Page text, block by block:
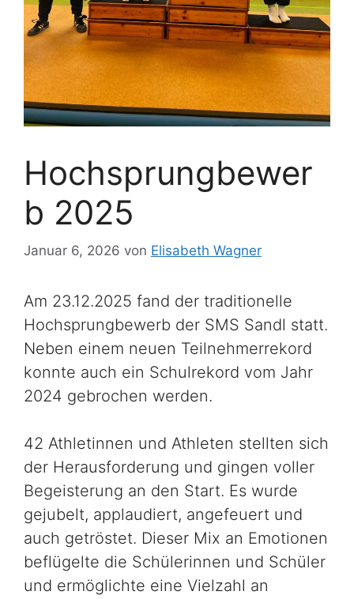
Hochsprungbewer
b 2025
Januar 6, 2026 von Elisabeth Wagner
Am 23.12.2025 fand der traditionelle
Hochsprungbewerb der SMS Sandl statt.
Neben einem neuen Teilnehmerrekord
konnte auch ein Schulrekord vom Jahr
2024 gebrochen werden.
42 Athletinnen und Athleten stellten sich
der Herausforderung und gingen voller
Begeisterung an den Start. Es wurde
gejubelt, applaudiert, angefeuert und
auch getröstet. Dieser Mix an Emotionen
beflügelte die Schülerinnen und Schüler
und ermöglichte eine Vielzahl an